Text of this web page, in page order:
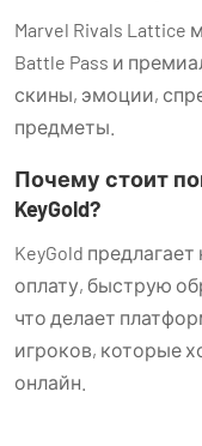
Marvel Rivals Lattice
Battle Pass и
скины, эмоции,
предметы.
Почему стоит
KeyGold?
KeyGold
оплату, быструю
что делает
игроков, которые
онлайн.